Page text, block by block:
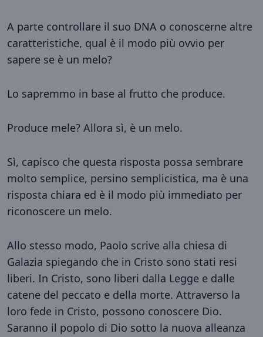
A parte controllare il suo DNA o conoscerne altre
caratteristiche, qual è il modo più ovvio per
sapere se è un melo?
Lo sapremmo in base al frutto che produce.
Produce mele? Allora sì, è un melo.
Sì, capisco che questa risposta possa sembrare
molto semplice, persino semplicistica, ma è una
risposta chiara ed è il modo più immediato per
riconoscere un melo.
Allo stesso modo, Paolo scrive alla chiesa di
Galazia spiegando che in Cristo sono stati resi
liberi. In Cristo, sono liberi dalla Legge e dalle
catene del peccato e della morte. Attraverso la
loro fede in Cristo, possono conoscere Dio.
Saranno il popolo di Dio sotto la nuova alleanza